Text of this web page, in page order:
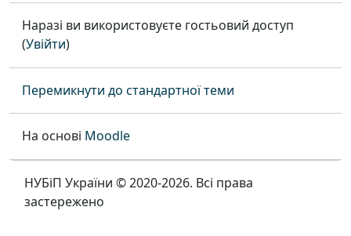
Наразі ви використовуєте гостьовий доступ
(Увійти)
Перемикнути до стандартної теми
На основі Moodle
НУБіП України © 2020-2026. Всі права
застережено